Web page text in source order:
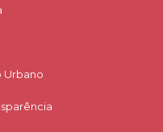
Urbano